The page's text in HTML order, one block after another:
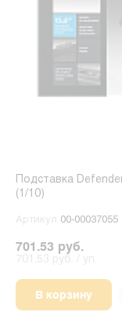
Подставка
(1/10)
Артикул 00-00037055
701.53 руб.
В корзину